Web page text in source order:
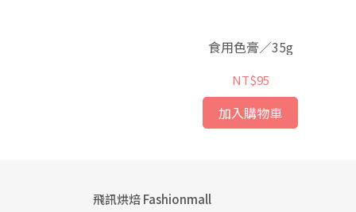
食用色膏／35g
NT$95
加入購物車
飛訊烘焙 Fashionmall